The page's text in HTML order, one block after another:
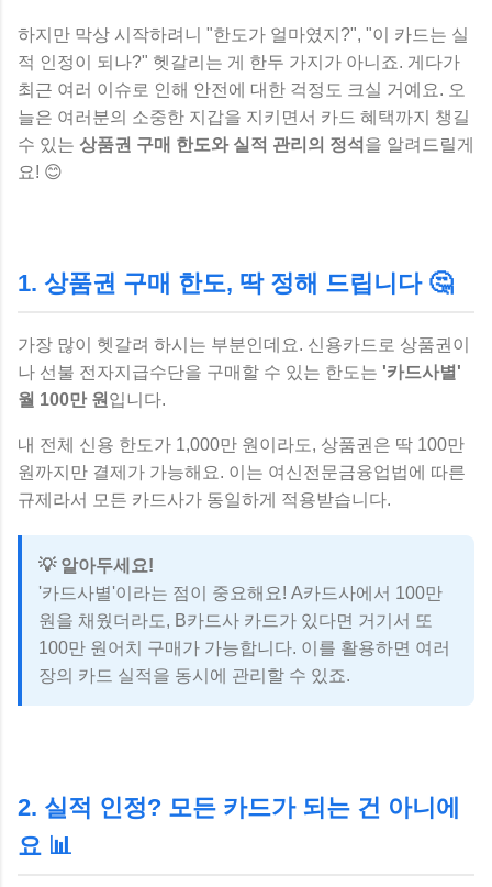
하지만 막상 시작하려니 "한도가 얼마였지?", "이 카드는 실
적 인정이 되나?" 헷갈리는 게 한두 가지가 아니죠. 게다가
최근 여러 이슈로 인해 안전에 대한 걱정도 크실 거예요. 오
늘은 여러분의 소중한 지갑을 지키면서 카드 혜택까지 챙길
수 있는 상품권 구매 한도와 실적 관리의 정석 을 알려드릴게
요! 😊
1. 상품권 구매 한도, 딱 정해 드립니다 🤔
가장 많이 헷갈려 하시는 부분인데요. 신용카드로 상품권이
나 선불 전자지급수단을 구매할 수 있는 한도는 '카드사별'
월 100만 원입니다.
내 전체 신용 한도가 1,000만 원이라도, 상품권은 딱 100만
원까지만 결제가 가능해요. 이는 여신전문금융업법에 따른
규제라서 모든 카드사가 동일하게 적용받습니다.
💡 알아두세요!
'카드사별'이라는 점이 중요해요! A카드사에서 100만
원을 채웠더라도, B카드사 카드가 있다면 거기서 또
100만 원어치 구매가 가능합니다. 이를 활용하면 여러
장의 카드 실적을 동시에 관리할 수 있죠.
2. 실적 인정? 모든 카드가 되는 건 아니에
요 📊